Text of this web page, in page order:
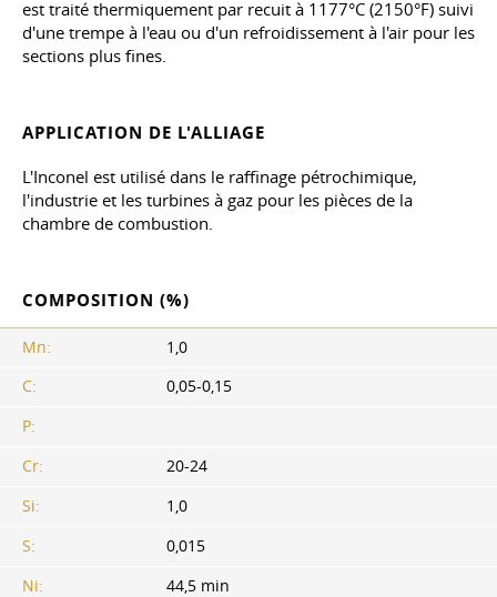
est traité thermiquement par recuit à 1177°C (2150°F) suivi
d'une trempe à l'eau ou d'un refroidissement à l'air pour les
sections plus fines.
APPLICATION DE L'ALLIAGE
L'Inconel est utilisé dans le raffinage pétrochimique,
l'industrie et les turbines à gaz pour les pièces de la
chambre de combustion.
COMPOSITION (%)
Mn:
1,0
C:
0,05-0,15
P:
Cr:
20-24
Si:
1,0
S:
0,015
Ni:
44,5 min